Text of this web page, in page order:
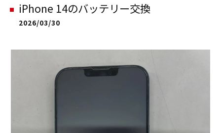
iPhone 14のバッテリー交換
2026/03/30